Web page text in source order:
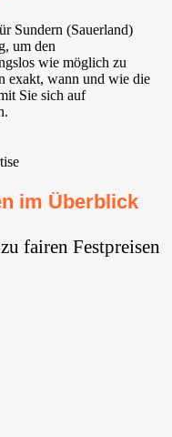
Sundern (Sauerland)
um den
wie möglich zu
exakt, wann und wie die
Sie sich auf
im Überblick
fairen Festpreisen